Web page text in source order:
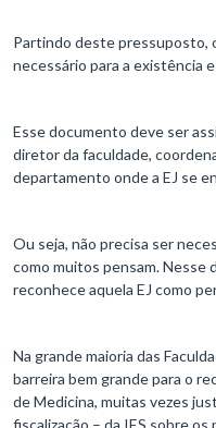
Partindo deste pressuposto,
necessário para a existência
Esse documento deve ser
diretor da faculdade,
departamento onde a EJ se
Ou seja, não precisa ser
como muitos pensam. Nesse
reconhece aquela EJ como
Na grande maioria das
barreira bem grande para o
de Medicina, muitas vezes